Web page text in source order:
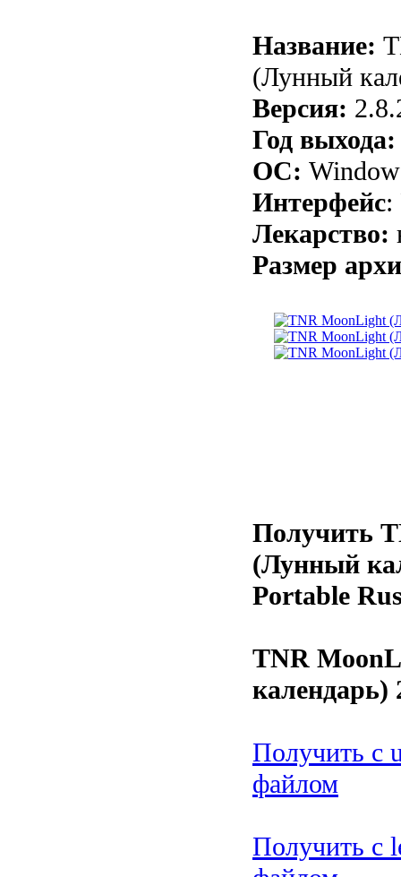
Название:
(Лунный
Версия:
Год
ОС:
Интерфейс:
Лекарство:
Размер
Получить
(Лунный
Portable
TNR
календарь)
Получить с
файлом
Получить с